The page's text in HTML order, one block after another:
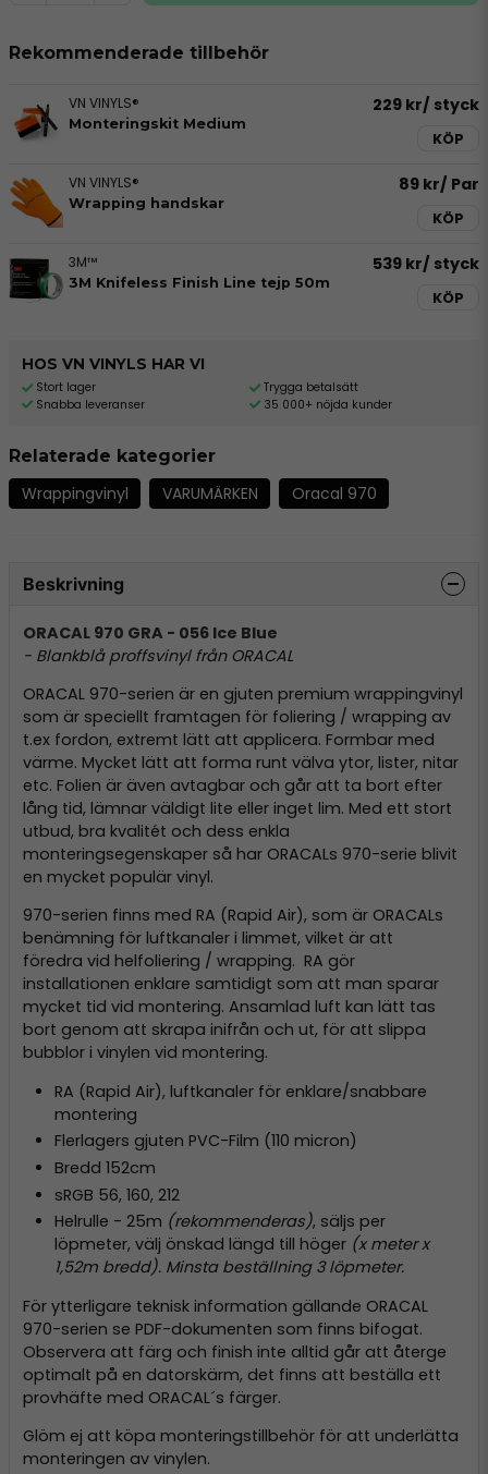
Rekommenderade tillbehör
VN VINYLS®
Monteringskit Medium
229 kr/ styck
KÖP
VN VINYLS®
Wrapping handskar
89 kr/ Par
KÖP
3M™
3M Knifeless Finish Line tejp 50m
539 kr/ styck
KÖP
HOS VN VINYLS HAR VI
Stort lager
Snabba leveranser
Trygga betalsätt
35 000+ nöjda kunder
Relaterade kategorier
Wrappingvinyl VARUMÄRKEN Oracal 970
Beskrivning
ORACAL 970 GRA - 056 Ice Blue
- Blankblå proffsvinyl från ORACAL
ORACAL 970-serien är en gjuten premium wrappingvinyl
som är speciellt framtagen för foliering / wrapping av
t.ex fordon, extremt lätt att applicera. Formbar med
värme. Mycket lätt att forma runt välva ytor, lister, nitar
etc. Folien är även avtagbar och går att ta bort efter
lång tid, lämnar väldigt lite eller inget lim. Med ett stort
utbud, bra kvalitét och dess enkla
monteringsegenskaper så har ORACALs 970-serie blivit
en mycket populär vinyl.
970-serien finns med RA (Rapid Air), som är ORACALs
benämning för luftkanaler i limmet, vilket är att
föredra vid helfoliering / wrapping. RA gör
installationen enklare samtidigt som att man sparar
mycket tid vid montering. Ansamlad luft kan lätt tas
bort genom att skrapa inifrån och ut, för att slippa
bubblor i vinylen vid montering.
RA (Rapid Air), luftkanaler för enklare/snabbare
montering
Flerlagers gjuten PVC-Film (110 micron)
Bredd 152cm
sRGB 56, 160, 212
Helrulle - 25m (rekommenderas), säljs per
löpmeter, välj önskad längd till höger(x meter x
1,52m bredd). Minsta beställning 3 löpmeter.
För ytterligare teknisk information gällande ORACAL
970-serien se PDF-dokumenten som finns bifogat.
Observera att färg och finish inte alltid går att återge
optimalt på en datorskärm, det finns att beställa ett
provhäfte med ORACAL´s färger.
Glöm ej att köpa monteringstillbehör för att underlätta
monteringen av vinylen.